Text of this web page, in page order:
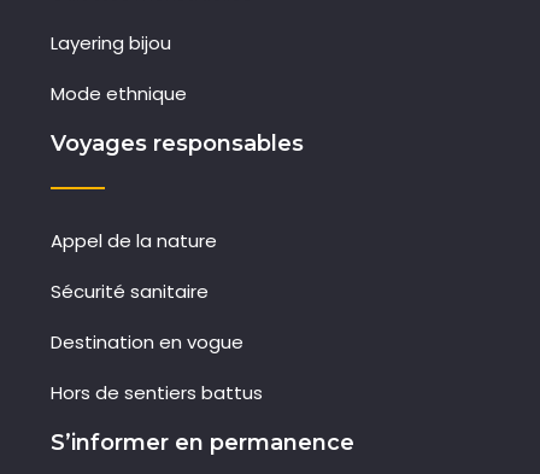
Layering bijou
Mode ethnique
Voyages responsables
Appel de la nature
Sécurité sanitaire
Destination en vogue
Hors de sentiers battus
S’informer en permanence